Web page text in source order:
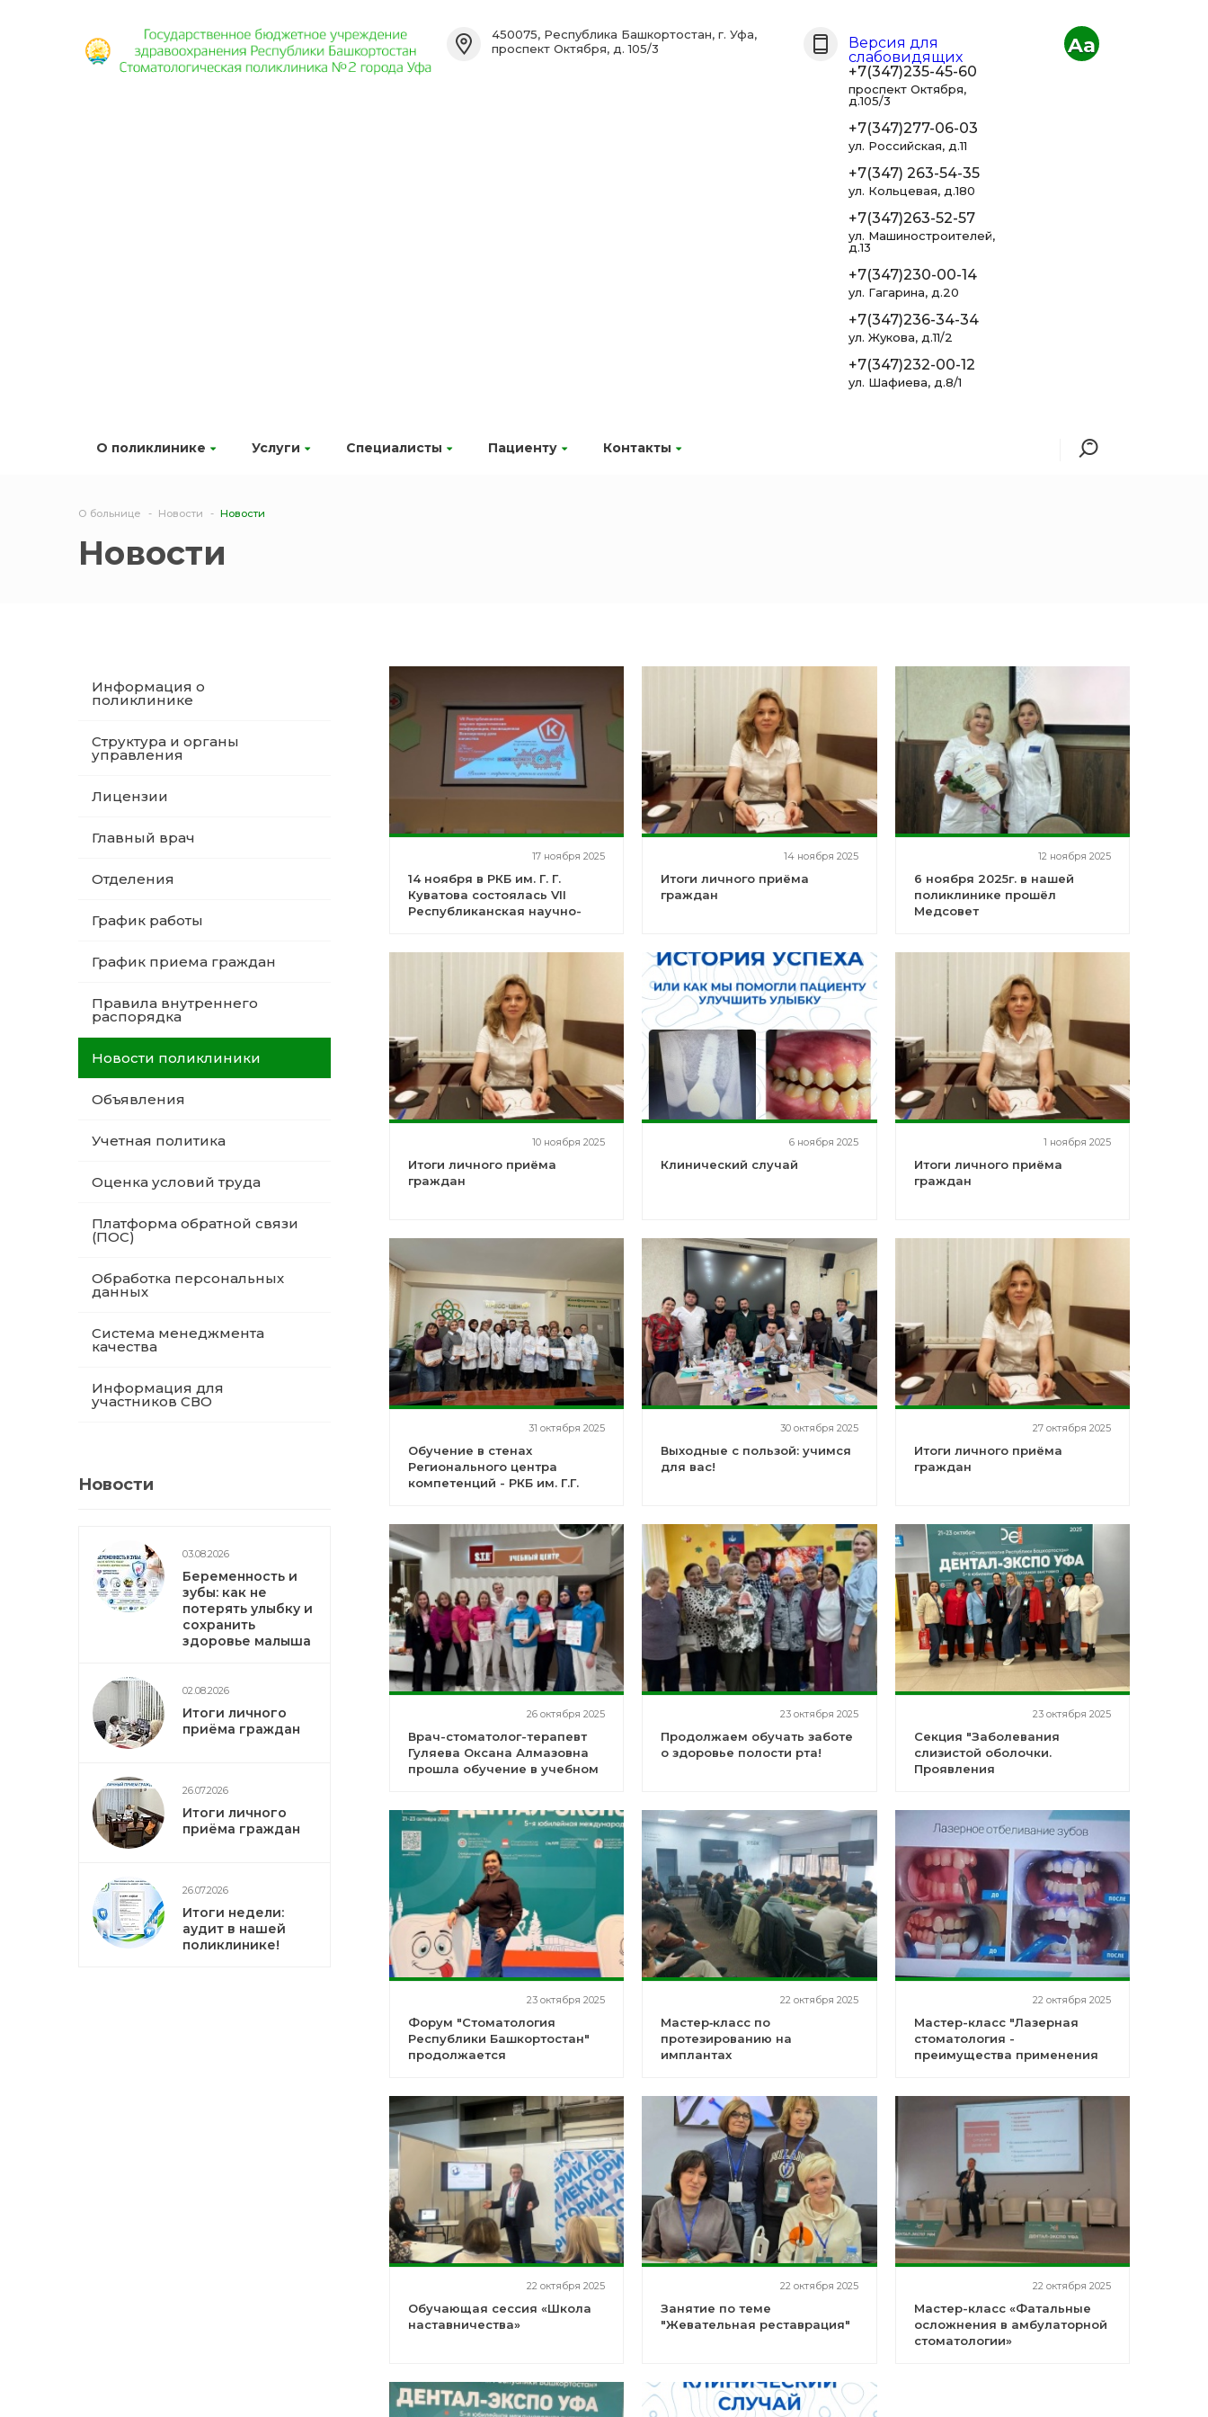
О поликлинике Услуги Специалисты Пациенту Контакты
450075, Республика Башкортостан, г. Уфа,
проспект Октября, д. 105/3
Версия для
слабовидящих
+7(347)235-45-60
проспект Октября,
д.105/3
+7(347)277-06-03
ул. Российская, д.11
+7(347) 263-54-35
ул. Кольцевая, д.180
+7(347)263-52-57
ул. Машиностроителей,
д.13
+7(347)230-00-14
ул. Гагарина, д.20
+7(347)236-34-34
ул. Жукова, д.11/2
+7(347)232-00-12
ул. Шафиева, д.8/1
Aa
О больнице Новости Новости
Новости
Информация о
поликлинике
Структура и органы
управления
Лицензии
Главный врач
Отделения
График работы
График приема граждан
Правила внутреннего
распорядка
Новости поликлиники
Объявления
Учетная политика
Оценка условий труда
Платформа обратной связи
(ПОС)
Обработка персональных
данных
Система менеджмента
качества
Информация для
участников СВО
Новости
03.08.2026
Беременность и
зубы: как не
потерять улыбку и
сохранить
здоровье малыша
02.08.2026
Итоги личного
приёма граждан
26.07.2026
Итоги личного
приёма граждан
26.07.2026
Итоги недели:
аудит в нашей
поликлинике!
17 ноября 2025
14 ноября в РКБ им. Г. Г.
Куватова состоялась VII
Республиканская научно-
14 ноября 2025
Итоги личного приёма
граждан
12 ноября 2025
6 ноября 2025г. в нашей
поликлинике прошёл
Медсовет
10 ноября 2025
Итоги личного приёма
граждан
6 ноября 2025
Клинический случай
1 ноября 2025
Итоги личного приёма
граждан
31 октября 2025
Обучение в стенах
Регионального центра
компетенций - РКБ им. Г.Г.
30 октября 2025
Выходные с пользой: учимся
для вас!
27 октября 2025
Итоги личного приёма
граждан
26 октября 2025
Врач-стоматолог-терапевт
Гуляева Оксана Алмазовна
прошла обучение в учебном
23 октября 2025
Продолжаем обучать заботе
о здоровье полости рта!
23 октября 2025
Секция "Заболевания
слизистой оболочки.
Проявления
23 октября 2025
Форум "Стоматология
Республики Башкортостан"
продолжается
22 октября 2025
Мастер‑класс по
протезированию на
имплантах
22 октября 2025
Мастер-класс "Лазерная
стоматология -
преимущества применения
22 октября 2025
Обучающая сессия «Школа
наставничества»
22 октября 2025
Занятие по теме
"Жевательная реставрация"
22 октября 2025
Мастер-класс «Фатальные
осложнения в амбулаторной
стоматологии»